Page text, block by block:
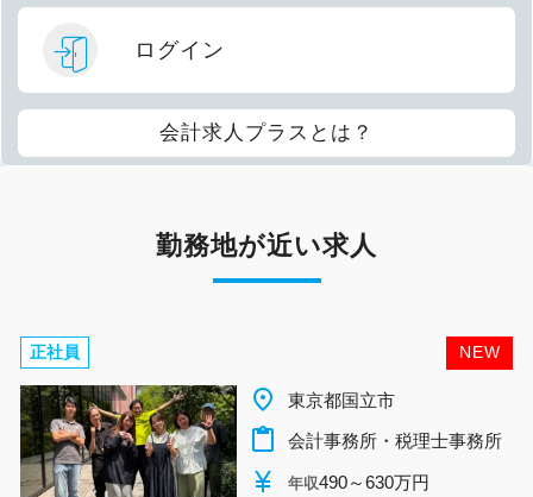
ログイン
会計求人プラスとは？
勤務地が近い求人
NEW
正社員
place 東京都国立市
content_paste 会計事務所・税理士事務所
currency_yen 年収490～630万円